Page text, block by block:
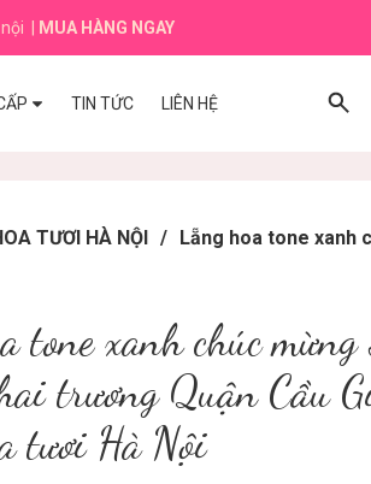
MUA HÀNG NGAY
TIN TỨC LIÊN HỆ
TƯƠI HÀ NỘI / Lẵng hoa tone xanh
tone xanh chúc
trương Quận Cầu
tươi Hà Nội